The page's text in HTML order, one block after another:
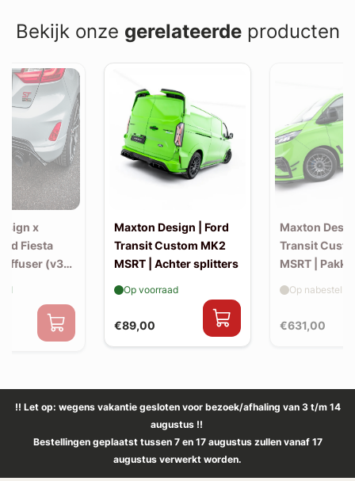
Bekijk onze gerelateerdeproducten
x
Fiesta
(v3)
Maxton Design | Ford
Transit Custom MK2
MSRT | Achter splitters
€89,00
Op voorraad
Maxton
Transit
MSRT |
€631,00
Op
!! Let op: wegens vakantie gesloten voor bezoek/afhaling van 3 t/m 14
augustus !!
Bestellingen geplaatst tussen 7 en 17 augustus zullen vanaf 17
augustus verwerkt worden.